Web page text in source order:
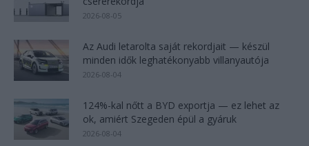
2026-08-05
Az Audi letarolta saját rekordjait — készül
minden idők leghatékonyabb villanyautója
2026-08-04
124%-kal nőtt a BYD exportja — ez lehet az
ok, amiért Szegeden épül a gyáruk
2026-08-04